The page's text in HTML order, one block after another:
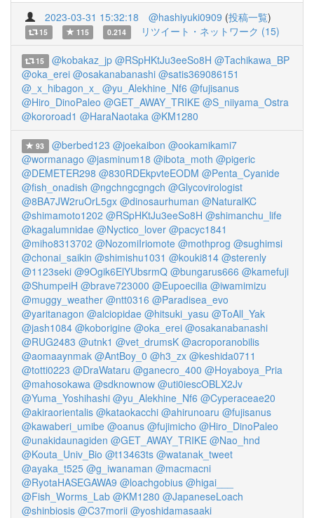
2023-03-31 15:32:18 @hashiyuki0909 (投稿一覧)
15 115 0.214 リツイート・ネットワーク (15)
15 @kobakaz_jp @RSpHKtJu3eeSo8H @Tachikawa_BP
@oka_erei @osakanabanashi @satis369086151
@_x_hibagon_x_ @yu_Alekhine_Nf6 @fujisanus
@Hiro_DinoPaleo @GET_AWAY_TRIKE @S_niiyama_Ostra
@kororoad1 @HaraNaotaka @KM1280
93 @berbed123 @joekaibon @ookamikami7
@wormanago @jasminum18 @ibota_moth @pigeric
@DEMETER298 @830RDEkpvteEODM @Penta_Cyanide
@fish_onadish @ngchngcgngch @Glycovirologist
@8BA7JW2ruOrL5gx @dinosaurhuman @NaturalKC
@shimamoto1202 @RSpHKtJu3eeSo8H @shimanchu_life
@kagalumnidae @Nyctico_lover @pacyc1841
@miho8313702 @NozomiIriomote @mothprog @sughimsi
@chonai_saikin @shimishu1031 @kouki814 @sterenly
@1123seki @9Ogik6ElYUbsrmQ @bungarus666 @kamefuji
@ShumpeiH @brave723000 @Eupoecilia @iwamimizu
@muggy_weather @ntt0316 @Paradisea_evo
@yaritanagon @alciopidae @hitsuki_yasu @ToAll_Yak
@jash1084 @koborigine @oka_erei @osakanabanashi
@RUG2483 @utnk1 @vet_drumsK @acroporanobilis
@aomaaynmak @AntBoy_0 @h3_zx @keshida0711
@totti0223 @DraWataru @ganecro_400 @Hoyaboya_Pria
@mahosokawa @sdknownow @uti0iescOBLX2Jv
@Yuma_Yoshihashi @yu_Alekhine_Nf6 @Cyperaceae20
@akiraorientalis @kataokacchi @ahirunoaru @fujisanus
@kawaberi_umibe @oanus @fujimicho @Hiro_DinoPaleo
@unakidaunagiden @GET_AWAY_TRIKE @Nao_hnd
@Kouta_Univ_Bio @t13463ts @watanak_tweet
@ayaka_t525 @g_iwanaman @macmacni
@RyotaHASEGAWA9 @loachgobius @higai___
@Fish_Worms_Lab @KM1280 @JapaneseLoach
@shinbiosis @C37morii @yoshidamasaaki